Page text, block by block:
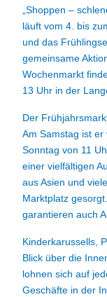
„Shoppen –
läuft vom 4. bis
und das
gemeinsame
Wochenmarkt
13 Uhr in der
Der
Am Samstag ist
Sonntag von 11
einer vielfältigen
aus Asien und
Marktplatz
garantieren auch
Kinderkarussells,
Blick über die
lohnen sich auf
Geschäfte in der